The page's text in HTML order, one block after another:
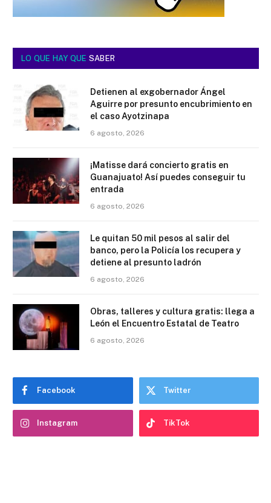
LO QUE HAY QUE SABER
Detienen al exgobernador Ángel
Aguirre por presunto encubrimiento en
el caso Ayotzinapa
6 agosto, 2026
¡Matisse dará concierto gratis en
Guanajuato! Así puedes conseguir tu
entrada
6 agosto, 2026
Le quitan 50 mil pesos al salir del
banco, pero la Policía los recupera y
detiene al presunto ladrón
6 agosto, 2026
Obras, talleres y cultura gratis: llega a
León el Encuentro Estatal de Teatro
6 agosto, 2026
Facebook Twitter
Instagram TikTok